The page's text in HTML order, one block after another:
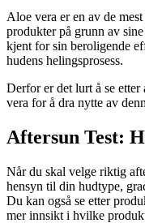
Aloe vera er en av de
produkter på grunn av
kjent for sin beroligende
hudens helingsprosess.
Derfor er det lurt å se
vera for å dra nytte av
Aftersun Test:
Når du skal velge riktig
hensyn til din hudtype,
Du kan også se etter
mer innsikt i hvilke